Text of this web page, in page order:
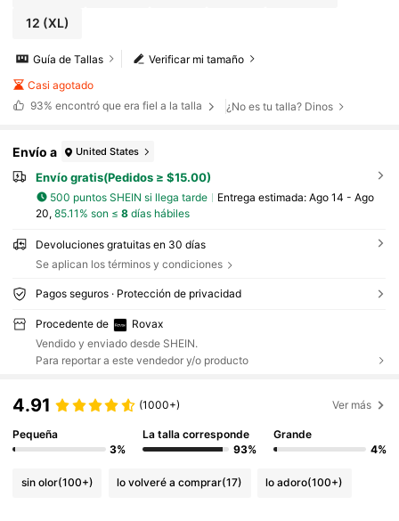
12 (XL)
Verificar mi tamaño
Guía de Tallas
Casi agotado
93% encontró que era fiel a la talla ¿No es tu talla? Dinos
Envío a United States
Envío gratis(Pedidos ≥ $15.00)
500 puntos SHEIN si llega tarde Entrega estimada: Ago 14 - Ago
20, 85.11% son ≤ 8días hábiles
Devoluciones gratuitas en 30 días
Se aplican los términos y condiciones
Pagos seguros · Protección de privacidad
Procedente de
Rovax
Vendido y enviado desde SHEIN.
Para reportar a este vendedor y/o producto
4.91 (1000+) Ver más
Pequeña
3%
La talla corresponde
93%
Grande
4%
sin olor(100+) lo volveré a comprar(17) lo adoro(100+)